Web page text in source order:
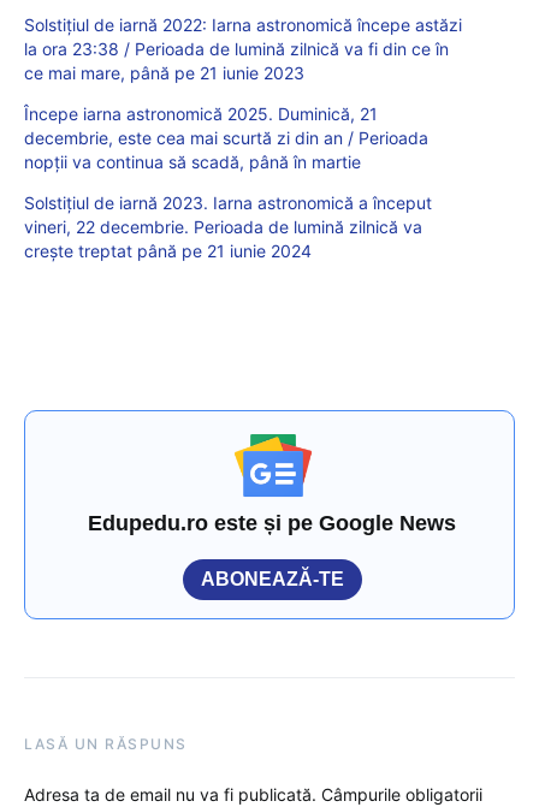
Solstițiul de iarnă 2022: Iarna astronomică începe astăzi
la ora 23:38 / Perioada de lumină zilnică va fi din ce în
ce mai mare, până pe 21 iunie 2023
Începe iarna astronomică 2025. Duminică, 21
decembrie, este cea mai scurtă zi din an / Perioada
nopții va continua să scadă, până în martie
Solstițiul de iarnă 2023. Iarna astronomică a început
vineri, 22 decembrie. Perioada de lumină zilnică va
crește treptat până pe 21 iunie 2024
Edupedu.ro este și pe Google News
ABONEAZĂ-TE
LASĂ UN RĂSPUNS
Adresa ta de email nu va fi publicată. Câmpurile obligatorii